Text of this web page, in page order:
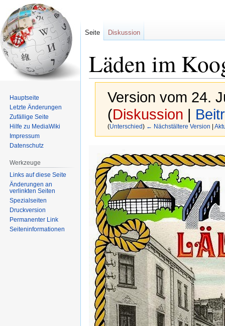
Läden im
Version vom 24.
(Diskussion |
(Unterschied) ← Nächstältere Version
Navigation
springen
Suche
springen
Seite Diskussion
Hauptseite
Letzte Änderungen
Zufällige Seite
Hilfe zu MediaWiki
Impressum
Datenschutz
Werkzeuge
Links auf diese Seite
Änderungen an
verlinkten Seiten
Spezialseiten
Druckversion
Permanenter Link
Seiten­informationen